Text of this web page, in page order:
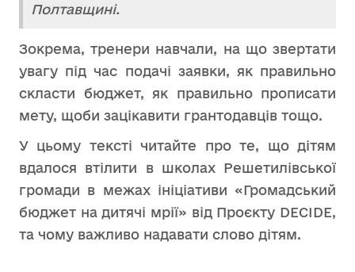
Полтавщині.
Зокрема, тренери навчали, на що звертати
увагу під час подачі заявки, як правильно
скласти бюджет, як правильно прописати
мету, щоби зацікавити грантодавців тощо.
У цьому тексті читайте про те, що дітям
вдалося втілити в школах Решетилівської
громади в межах ініціативи «Громадський
бюджет на дитячі мрії» від Проєкту DECIDE,
та чому важливо надавати слово дітям.